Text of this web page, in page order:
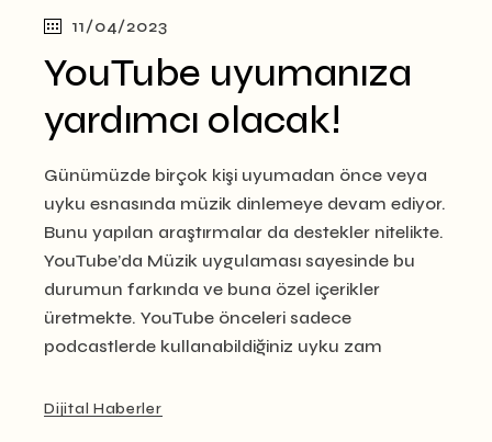
11/04/2023
YouTube uyumanıza
yardımcı olacak!
Günümüzde birçok kişi uyumadan önce veya
uyku esnasında müzik dinlemeye devam ediyor.
Bunu yapılan araştırmalar da destekler nitelikte.
YouTube’da Müzik uygulaması sayesinde bu
durumun farkında ve buna özel içerikler
üretmekte. YouTube önceleri sadece
podcastlerde kullanabildiğiniz uyku zam
Dijital Haberler